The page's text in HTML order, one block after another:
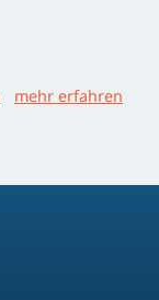
mehr erfahren